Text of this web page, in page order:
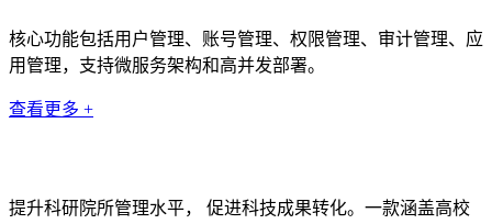
核心功能包括用户管理、账号管理、权限管理、审计管理、应
用管理，支持微服务架构和高并发部署。
查看更多 +
提升科研院所管理水平， 促进科技成果转化。一款涵盖高校